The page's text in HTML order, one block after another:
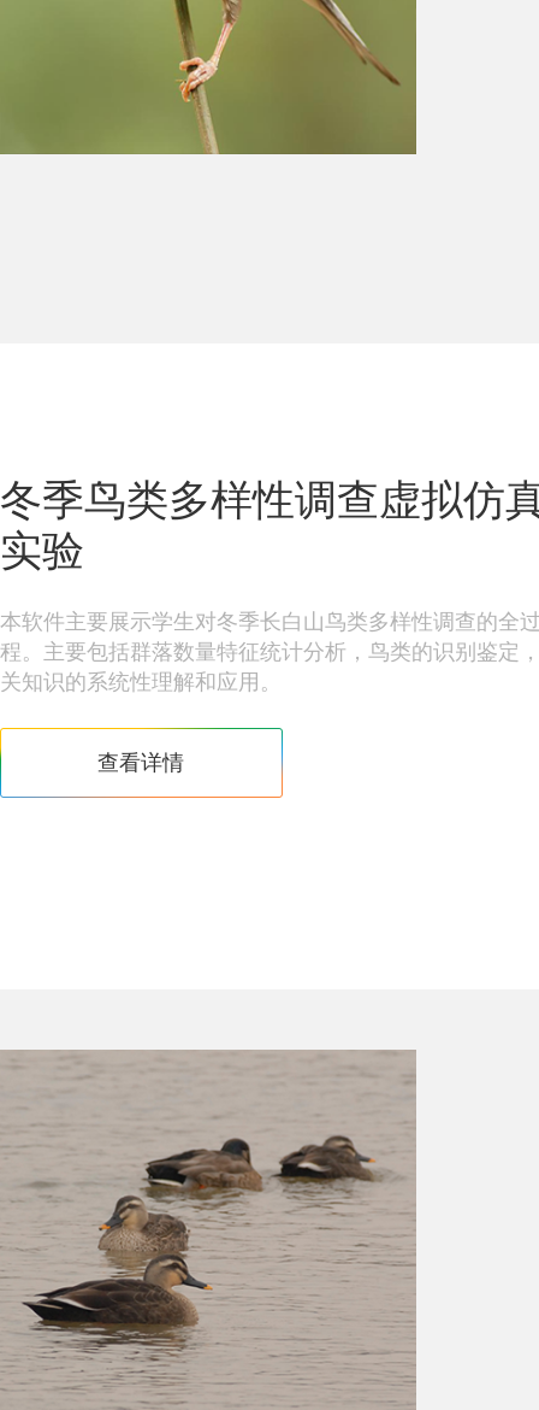
冬季鸟类多样性调查虚拟仿
实验
本软件主要展示学生对冬季长白山鸟类多样性调查的全
程。主要包括群落数量特征统计分析，鸟类的识别鉴定
关知识的系统性理解和应用。
查看详情